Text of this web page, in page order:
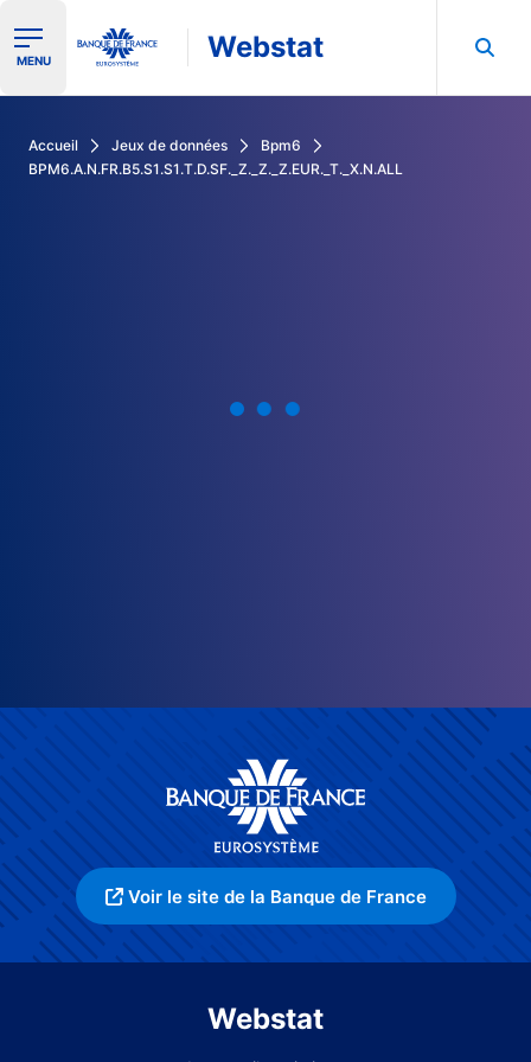
Ouvrir le menu de navigation
MENU Webstat
Accueil Jeux de données
Bpm6
BPM6.A.N.FR.B5.S1.S1.T.D.SF._Z._Z._Z.EUR._T._X.N.ALL
Voir le site de la Banque de France
Webstat